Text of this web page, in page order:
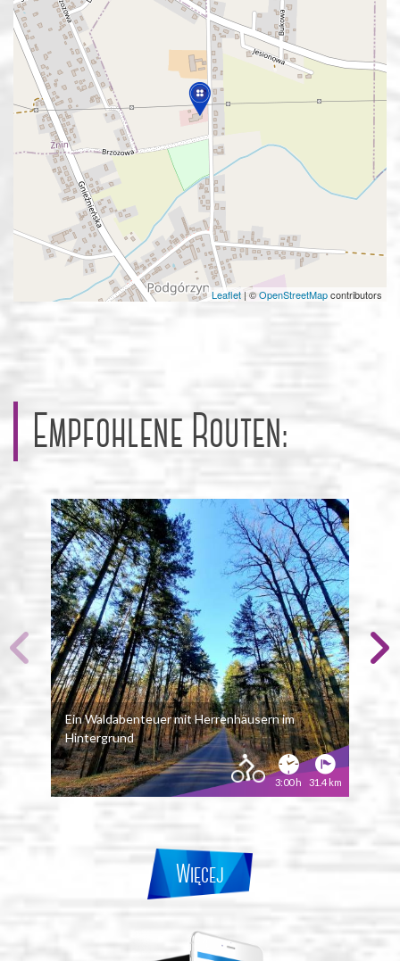
Leaflet | ©OpenStreetMapcontributors
Empfohlene Routen:
Ein Waldabenteuer mit Herrenhäusern im
Hintergrund
3:00 h 31.4 km
Więcej